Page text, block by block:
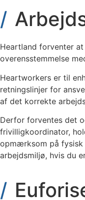
Heartland forventer
overensstemmelse
Heartworkers er til
retningslinjer for
af det korrekte
Derfor forventes det
frivilligkoordinator,
opmærksom på
arbejdsmiljø, hvis du